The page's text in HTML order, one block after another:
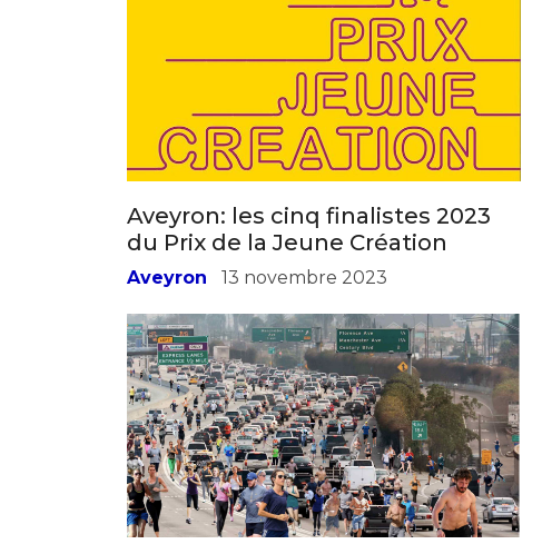
Aveyron: les cinq finalistes 2023
du Prix de la Jeune Création
Aveyron 13 novembre 2023